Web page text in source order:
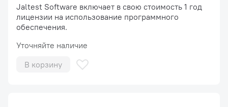
Jaltest Software включает в свою стоимость 1 год
лицензии на использование программного
обеспечения.
Уточняйте наличие
В корзину